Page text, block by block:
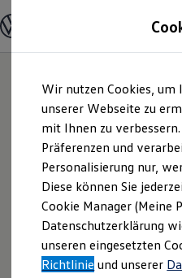
Hauptinhalt
springen
Footer
springen
Modelle und Konfigurator
Modelle vergleichen
Elektroautos
ENERGY
Nutzfahrzeuge
SUV und CUV
Familienautos
Kombis
Kompaktwagen
Sportwagen
Schnell verfügbare
Angebote und Produkte
Aktuelle Angebote
E-Auto-Förderung
Volkswagen
Wir nutzen Cookies, um
unserer Webseite zu
mit Ihnen zu
Präferenzen und
Personalisierung nur,
Diese können Sie
Cookie Manager (Meine
Datenschutzerklärung
unseren eingesetzten
Richtlinie und unserer